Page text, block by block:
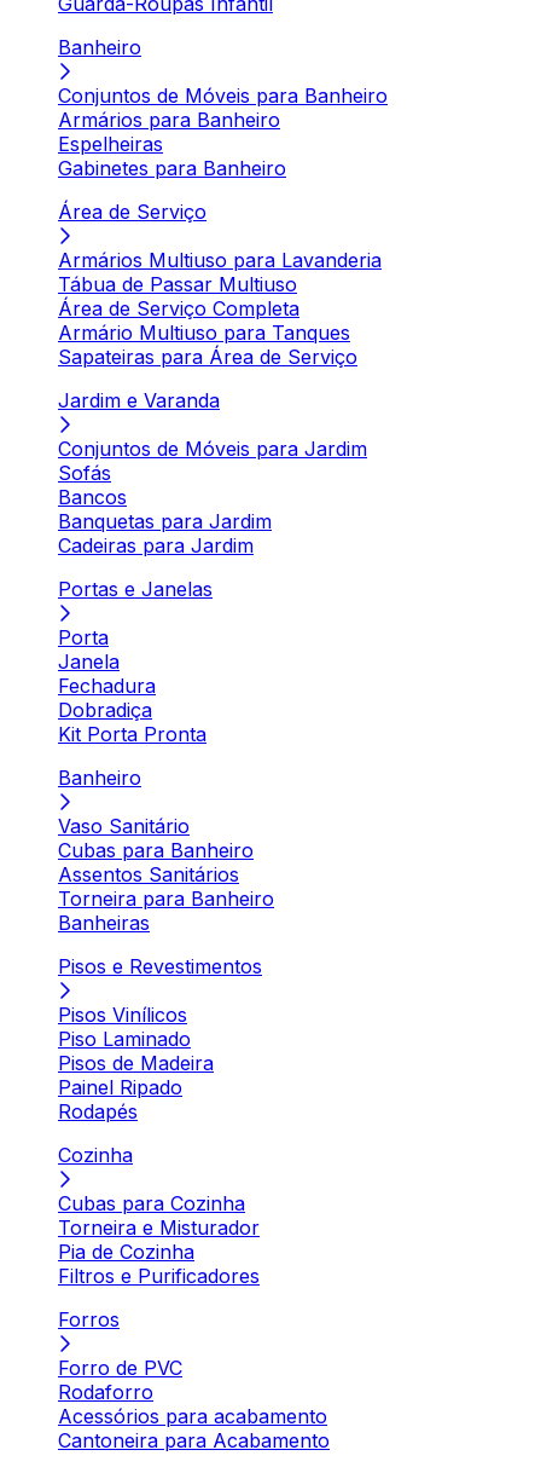
Banheiro
Conjuntos de Móveis para Banheiro
Armários para Banheiro
Espelheiras
Gabinetes para Banheiro
Área de Serviço
Armários Multiuso para Lavanderia
Tábua de Passar Multiuso
Área de Serviço Completa
Armário Multiuso para Tanques
Sapateiras para Área de Serviço
Jardim e Varanda
Conjuntos de Móveis para Jardim
Sofás
Bancos
Banquetas para Jardim
Cadeiras para Jardim
Portas e Janelas
Porta
Janela
Fechadura
Dobradiça
Kit Porta Pronta
Banheiro
Vaso Sanitário
Cubas para Banheiro
Assentos Sanitários
Torneira para Banheiro
Banheiras
Pisos e Revestimentos
Pisos Vinílicos
Piso Laminado
Pisos de Madeira
Painel Ripado
Rodapés
Cozinha
Cubas para Cozinha
Torneira e Misturador
Pia de Cozinha
Filtros e Purificadores
Forros
Forro de PVC
Rodaforro
Acessórios para acabamento
Cantoneira para Acabamento